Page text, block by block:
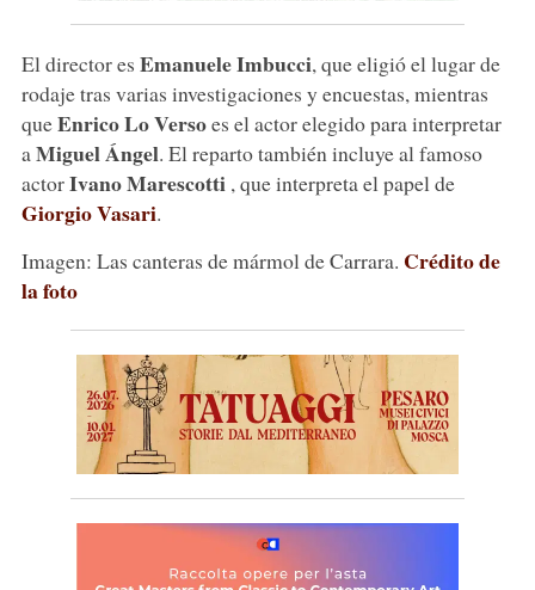
El director es Emanuele Imbucci, que eligió el lugar de
rodaje tras varias investigaciones y encuestas, mientras
queEnrico Lo Versoes el actor elegido para interpretar
a Miguel Ángel. El reparto también incluye al famoso
actorIvano Marescotti , que interpreta el papel de
Giorgio Vasari.
Imagen: Las canteras de mármol de Carrara. Crédito de
la foto